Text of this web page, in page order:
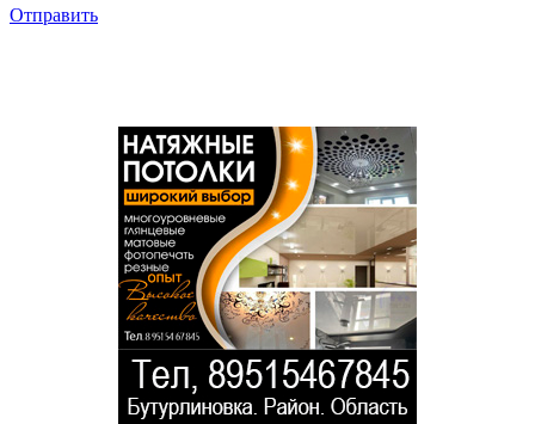
Отправить